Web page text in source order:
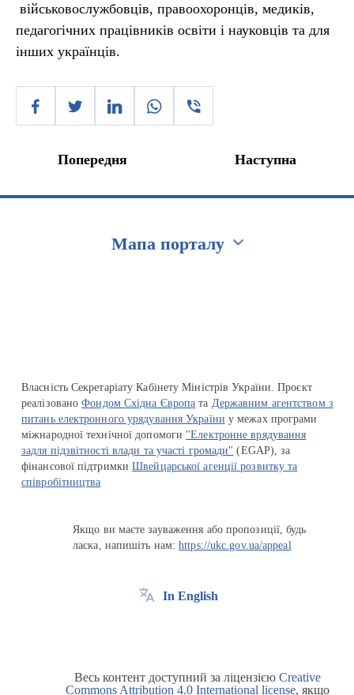
військовослужбовців, правоохоронців, медиків,
педагогічних працівників освіти і науковців та для
інших українців.
Попередня Наступна
Мапа порталу
Власність Секретаріату Кабінету Міністрів України. Проєкт
реалізованоФондом Східна Європа та Державним агентством з
питань електронного урядування України у межах програми
міжнародної технічної допомоги "Електронне врядування
задля підзвітності влади та участі громади" (EGAP), за
фінансової підтримкиШвейцарської агенції розвитку та
співробітництва
Якщо ви маєте зауваження або пропозиції, будь
ласка, напишіть нам:https://ukc.gov.ua/appeal
In English
Весь контент доступний за ліцензією Creative
Commons Attribution 4.0 International license, якщо